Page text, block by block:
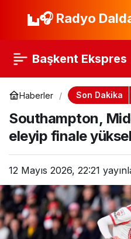
🎧 Radyo
Başkent Ekspres
Haberler Son Dakika
Southampton,
eleyip finale
12 Mayıs 2026, 22:21
Kolombiya
Darbe!